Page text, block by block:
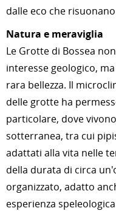
dalle eco che
Natura e meraviglia
Le Grotte di Bossea
interesse geologico,
rara bellezza. Il
delle grotte ha
particolare, dove
sotterranea, tra cui
adattati alla vita nelle
della durata di circa
organizzato, adatto
esperienza